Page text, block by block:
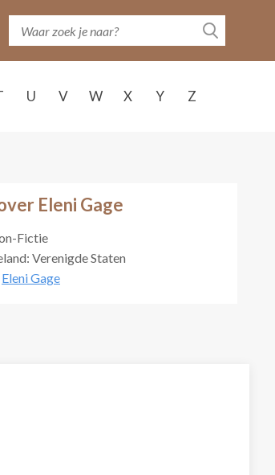
U V W X Y Z
Eleni Gage
Fictie
Verenigde Staten
Eleni Gage